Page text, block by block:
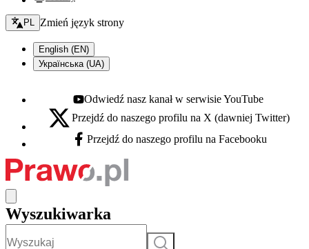
Zmień język - bieżący:
PL Zmień język strony
English (EN)
Українська (UA)
Youtube - otwiera się w nowej karcie
Odwiedź nasz kanał w serwisie YouTube
X - otwiera się w nowej karcie
Przejdź do naszego profilu na X (dawniej Twitter)
Facebook - otwiera się w nowej karcie
Przejdź do naszego profilu na Facebooku
Wyszukiwarka
Szukaj